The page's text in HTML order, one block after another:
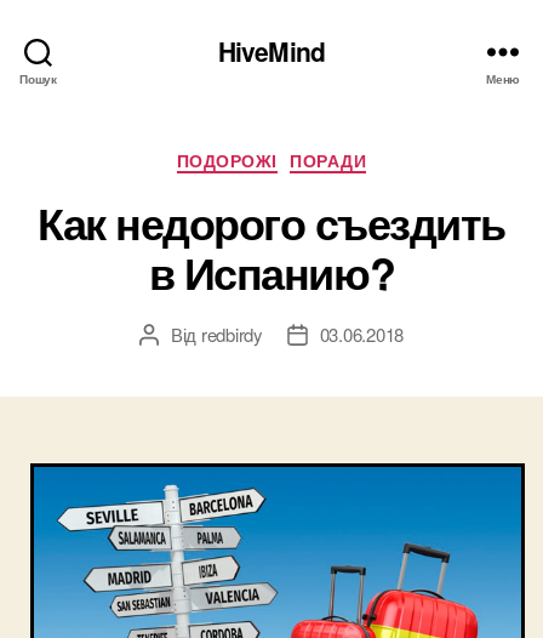
Пошук
HiveMind
Меню
Категорії
ПОДОРОЖІ ПОРАДИ
Как недорого съездить
в Испанию?
Автор
Від redbirdy
Дата03.06.2018